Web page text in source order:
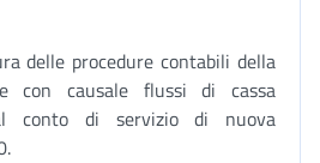
delle procedure contabili della
con causale flussi di cassa
conto di servizio di nuova